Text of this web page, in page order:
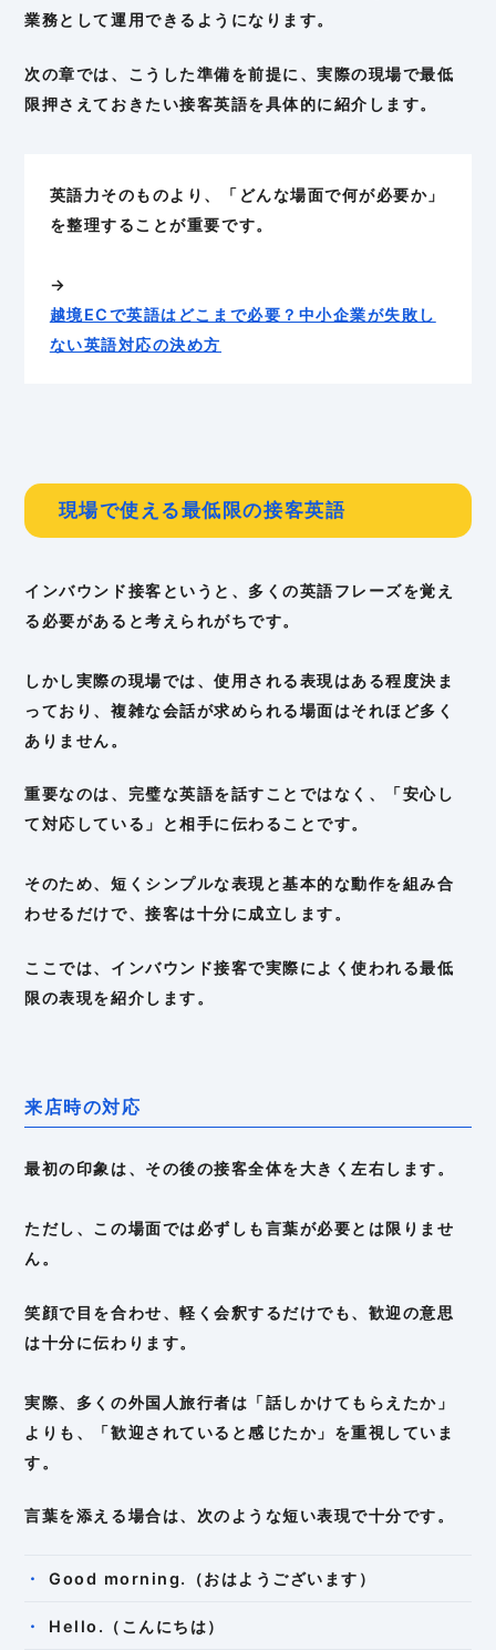
業務として運用できるようになります。
次の章では、こうした準備を前提に、実際の現場で最低
限押さえておきたい接客英語を具体的に紹介します。
英語力そのものより、「どんな場面で何が必要か」
を整理することが重要です。
→
越境ECで英語はどこまで必要？中小企業が失敗し
ない英語対応の決め方
現場で使える最低限の接客英語
インバウンド接客というと、多くの英語フレーズを覚え
る必要があると考えられがちです。
しかし実際の現場では、使用される表現はある程度決ま
っており、複雑な会話が求められる場面はそれほど多く
ありません。
重要なのは、完璧な英語を話すことではなく、「安心し
て対応している」と相手に伝わることです。
そのため、短くシンプルな表現と基本的な動作を組み合
わせるだけで、接客は十分に成立します。
ここでは、インバウンド接客で実際によく使われる最低
限の表現を紹介します。
来店時の対応
最初の印象は、その後の接客全体を大きく左右します。
ただし、この場面では必ずしも言葉が必要とは限りませ
ん。
笑顔で目を合わせ、軽く会釈するだけでも、歓迎の意思
は十分に伝わります。
実際、多くの外国人旅行者は「話しかけてもらえたか」
よりも、「歓迎されていると感じたか」を重視していま
す。
言葉を添える場合は、次のような短い表現で十分です。
Good morning.（おはようございます）
Hello.（こんにちは）